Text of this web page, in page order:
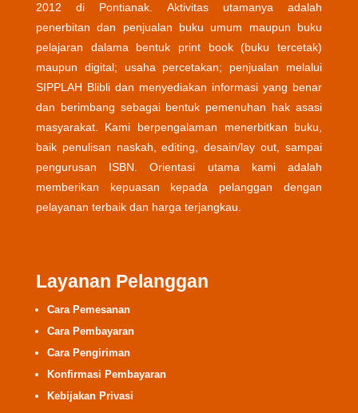
2012 di Pontianak. Aktivitas utamanya adalah
penerbitan dan penjualan buku umum maupun buku
pelajaran dalama bentuk print book (buku tercetak)
maupun digital; usaha percetakan; penjualan melalui
SIPPLAH Blibli dan menyediakan informasi yang benar
dan berimbang sebagai bentuk pemenuhan hak asasi
masyarakat. Kami berpengalaman menerbitkan buku,
baik penulisan naskah, editing, desain/lay out, sampai
pengurusan ISBN. Orientasi utama kami adalah
memberikan kepuasan kepada pelanggan dengan
pelayanan terbaik dan harga terjangkau.
Layanan Pelanggan
Cara Pemesanan
Cara Pembayaran
Cara Pengiriman
Konfirmasi Pembayaran
Kebijakan Privasi